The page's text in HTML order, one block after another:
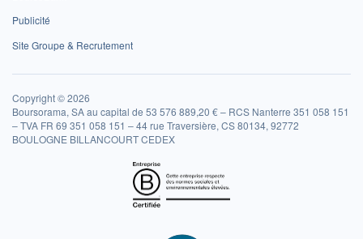
Publicité
Site Groupe & Recrutement
Copyright © 2026
Boursorama, SA au capital de 53 576 889,20 € – RCS Nanterre 351 058 151
– TVA FR 69 351 058 151 – 44 rue Traversière, CS 80134, 92772
BOULOGNE BILLANCOURT CEDEX